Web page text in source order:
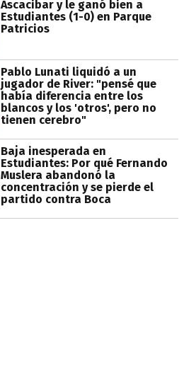
Ascacibar y le ganó bien a
Estudiantes (1-0) en Parque
Patricios
Pablo Lunati liquidó a un
jugador de River: "pensé que
había diferencia entre los
blancos y los 'otros', pero no
tienen cerebro"
Baja inesperada en
Estudiantes: Por qué Fernando
Muslera abandonó la
concentración y se pierde el
partido contra Boca